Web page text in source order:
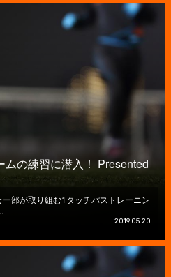
の練習に潜入！ Presented
部が取り組む1タッチパストレーニン
2019.05.20